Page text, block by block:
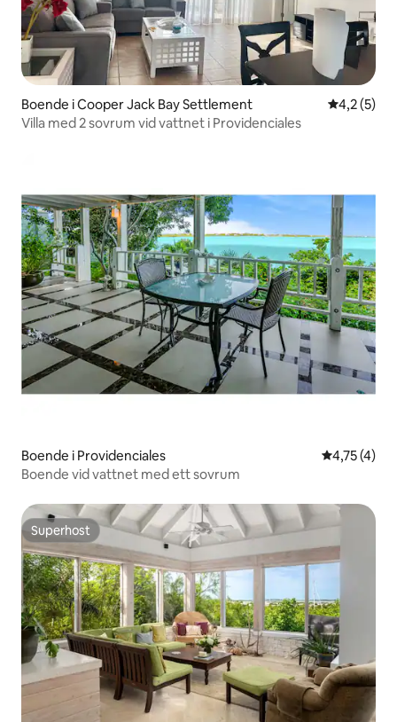
Boende i Cooper Jack Bay Settlement 4,2 av 5 i
4,2 (5)
Villa med 2 sovrum vid vattnet i Providenciales
Boende i Providenciales 4,75 av 5 i
4,75 (4)
Boende vid vattnet med ett sovrum
Superhost
Superhost